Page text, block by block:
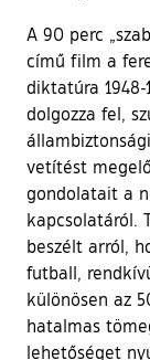
A 90 perc
című film a
diktatúra
dolgozza fel,
vetítést
gondolatait a
kapcsolatáról.
beszélt arról,
futball,
különösen az
hatalmas
lehetőséget